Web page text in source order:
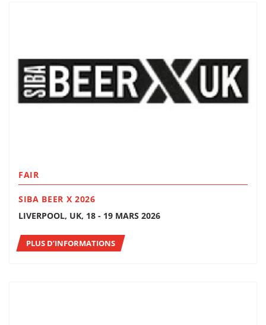
FAIR
SIBA BEER X 2026
LIVERPOOL, UK, 18 - 19 MARS 2026
PLUS D’INFORMATIONS